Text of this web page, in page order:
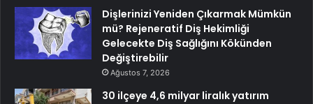
Dişlerinizi Yeniden Çıkarmak Mümkün
mü? Rejeneratif Diş Hekimliği
Gelecekte Diş Sağlığını Kökünden
Değiştirebilir
Ağustos 7, 2026
30 ilçeye 4,6 milyar liralık yatırım